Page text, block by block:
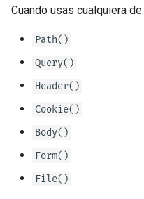
Cuando usas cualquiera de:
Path()
Query()
Header()
Cookie()
Body()
Form()
File()